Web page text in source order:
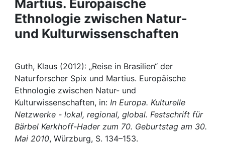
Institutions
My FIS
Help
Martius. Europäische
Ethnologie zwischen Natur-
und Kulturwissenschaften
Guth, Klaus (2012): „Reise in Brasilien“ der
Naturforscher Spix und Martius. Europäische
Ethnologie zwischen Natur- und
Kulturwissenschaften, in: In Europa. Kulturelle
Netzwerke - lokal, regional, global. Festschrift für
Bärbel Kerkhoff-Hader zum 70. Geburtstag am 30.
Mai 2010, Würzburg, S. 134–153.